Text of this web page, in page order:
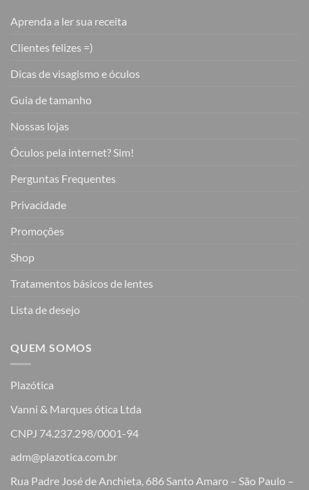
Aprenda a ler sua receita
Clientes felizes =)
Dicas de visagismo e óculos
Guia de tamanho
Nossas lojas
Óculos pela internet? Sim!
Perguntas Frequentes
Privacidade
Promoções
Shop
Tratamentos básicos de lentes
Lista de desejo
QUEM SOMOS
Plazótica
Vanni & Marques ótica Ltda
CNPJ 74.237.298/0001-94
adm@plazotica.com.br
Rua Padre José de Anchieta, 686 Santo Amaro – São Paulo –